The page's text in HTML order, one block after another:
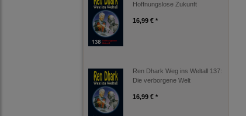
Hoffnungslose Zukunft
16,99 € *
Ren Dhark Weg ins Weltall 137:
Die verborgene Welt
16,99 € *